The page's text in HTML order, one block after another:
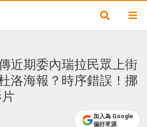
近期委內瑞拉民眾上街
洛海報？時序錯誤！挪
加入為 Google
偏好來源